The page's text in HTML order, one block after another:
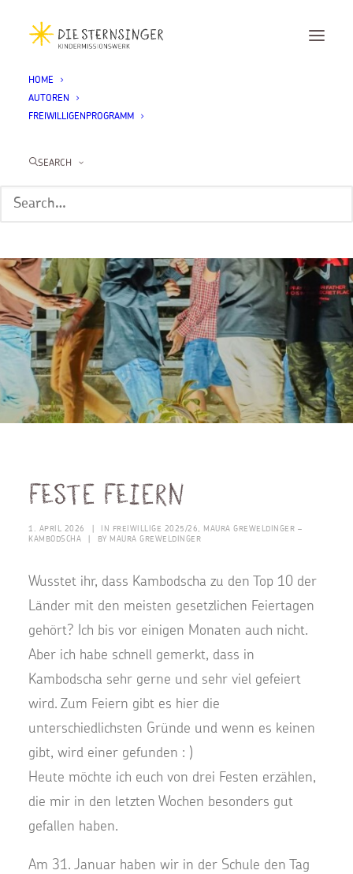
HOME
AUTOREN
FREIWILLIGENPROGRAMM
SEARCH
Feste feiern
1. APRIL 2026 IN FREIWILLIGE 2025/26 , MAURA GREWELDINGER –
KAMBODSCHA
BY MAURA GREWELDINGER
Wusstet ihr, dass Kambodscha zu den Top 10 der
Länder mit den meisten gesetzlichen Feiertagen
gehört? Ich bis vor einigen Monaten auch nicht.
Aber ich habe schnell gemerkt, dass in
Kambodscha sehr gerne und sehr viel gefeiert
wird. Zum Feiern gibt es hier die
unterschiedlichsten Gründe und wenn es keinen
gibt, wird einer gefunden : )
Heute möchte ich euch von drei Festen erzählen,
die mir in den letzten Wochen besonders gut
gefallen haben.
Am 31. Januar haben wir in der Schule den Tag